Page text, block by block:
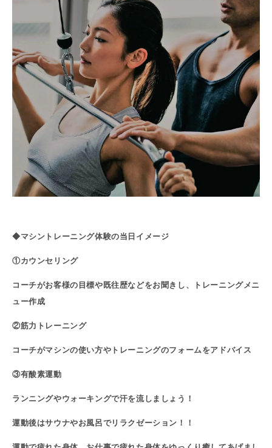
◆マシントレーニング体験の当日イメージ
①カウンセリング
コーチがお客様の目標や既往歴などをお聞きし、トレーニングメニ
ュー作成
②筋力トレーニング
コーチがマシンの使い方やトレーニングのフォームをアドバイス
③有酸素運動
ランニングやウォーキングで汗を流しましょう！
運動後はサウナやお風呂でリラクゼーション！！